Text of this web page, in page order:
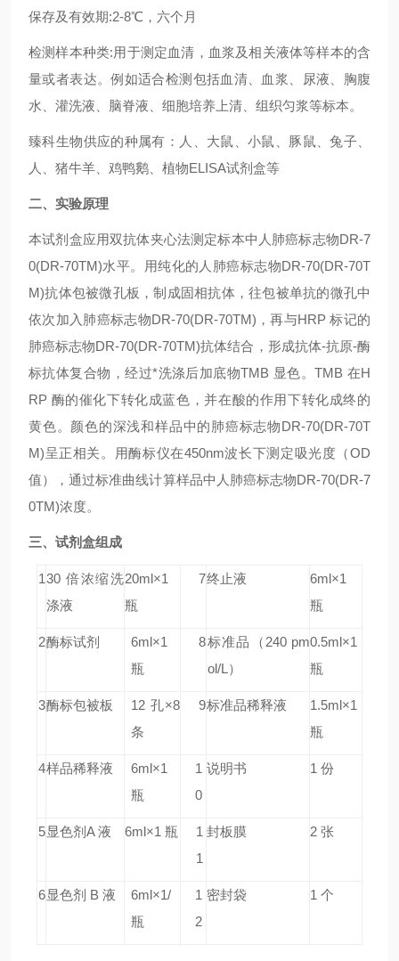
保存及有效期:2-8℃，六个月
检测样本种类:用于测定血清，血浆及相关液体等样本的含
量或者表达。例如适合检测包括血清、血浆、尿液、胸腹
水、灌洗液、脑脊液、细胞培养上清、组织匀浆等标本。
臻科生物供应的种属有： 人
、大鼠、小鼠、豚鼠、兔子、
人、 猪牛羊、鸡鸭鹅 、植物ELISA试剂盒等
二、 实验原理
本试剂盒应用双抗体夹心法测定标本中 人肺癌标志物DR-7
0(DR-70TM)水平。用纯化的 人肺癌标志物DR-70(DR-70T
M)抗体包被微孔板，制成固相抗体，往包被单抗的微孔中
依次加入 肺癌标志物DR-70(DR-70TM) ，再与HRP 标记的
肺癌标志物DR-70(DR-70TM)抗体结合，形成抗体-抗原-酶
标抗体复合物，经过*洗涤后加底物TMB 显色。TMB 在H
RP 酶的催化下转化成蓝色，并在酸的作用下转化成终的
黄色。颜色的深浅和样品中的肺癌标志物DR-70(DR-70T
M)呈正相关。用酶标仪在450nm波长下测定吸光度（OD
值），通过标准曲线计算样品中 人肺癌标志物DR-70(DR-7
0TM)浓度。
三、试剂盒组成
130 倍浓缩洗
涤液
20ml×1
瓶
7终止液
6ml×1
瓶
2酶标试剂
6ml×1
瓶
8标准品 （240 pm
ol/L）
0.5ml×1
瓶
3酶标包被板
12 孔×8
条
9标准品稀释液
1.5ml×1
瓶
4样品稀释液
6ml×1
瓶
1
0
说明书 1 份
5显色剂A 液 6ml×1 瓶
1
1
封板膜 2 张
6显色剂 B 液
6ml×1/
瓶
1
2
密封袋 1 个